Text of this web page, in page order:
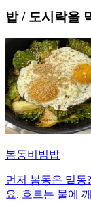
밥 / 도시락을
봄동비빔밥
먼저 봄동은 밑동
요. 흐르는 물에